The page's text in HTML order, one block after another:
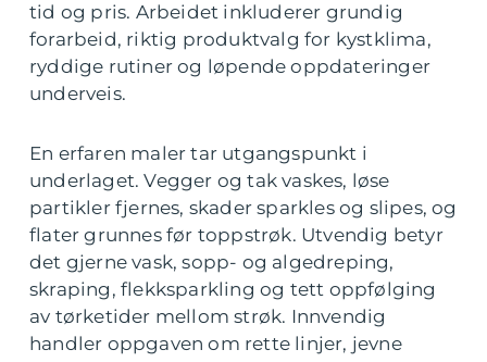
tid og pris. Arbeidet inkluderer grundig
forarbeid, riktig produktvalg for kystklima,
ryddige rutiner og løpende oppdateringer
underveis.
En erfaren maler tar utgangspunkt i
underlaget. Vegger og tak vaskes, løse
partikler fjernes, skader sparkles og slipes, og
flater grunnes før toppstrøk. Utvendig betyr
det gjerne vask, sopp- og algedreping,
skraping, flekksparkling og tett oppfølging
av tørketider mellom strøk. Innvendig
handler oppgaven om rette linjer, jevne